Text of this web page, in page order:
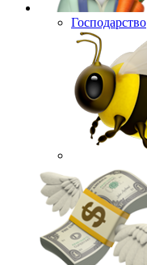
Господарство